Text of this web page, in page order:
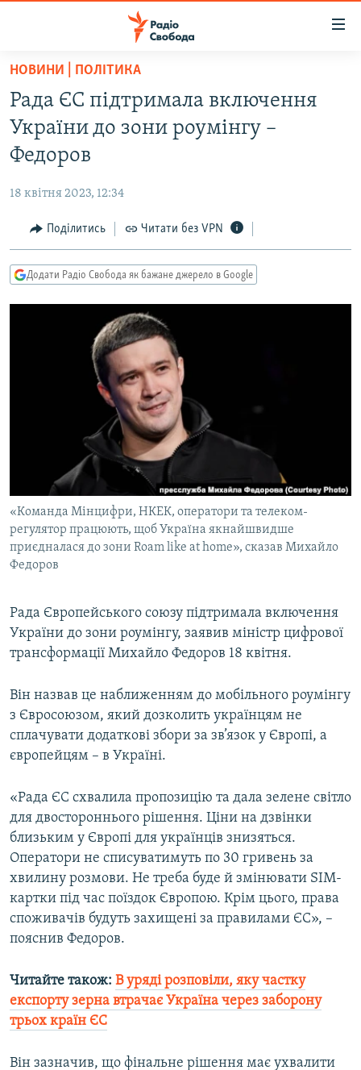
Перейти
основного
матеріалу
Перейти
до
основної
Перейти
до
пошуку
ВСЕ ЗА ДОБУ
СТАТТІ
СУСПІЛЬСТВО
РОСІЙСЬКА «ФІЛЬТРАЦІЯ»
ДОНБАС.РЕАЛІЇ
ТИ ЯК?
КИТАЙ.ВИКЛИКИ
МУЛЬТИМЕДІА
СПЕЦПРОЄКТИ
ПОДКАСТИ
КРИМ РЕАЛІЇ
РУС
КТАТ
ДОЛУЧАЙСЯ!
Усі сайти RFE/RL
НОВИНИ | ПОЛІТИКА
Рада ЄС підтримала включення
України до зони роумінгу –
Федоров
18 квітня 2023, 12:34
Поділитись Читати без VPN
Додати Радіо Свобода як бажане джерело в Google
«Команда Мінцифри, НКЕК, оператори та телеком-
регулятор працюють, щоб Україна якнайшвидше
приєдналася до зони Roam like at home», сказав Михайло
Федоров
Рада Європейського союзу підтримала включення
України до зони роумінгу, заявив міністр цифрової
трансформації Михайло Федоров 18 квітня.
Він назвав це наближенням до мобільного роумінгу
з Євросоюзом, який дозколить українцям не
сплачувати додаткові збори за зв’язок у Європі, а
європейцям – в Україні.
«Рада ЄС схвалила пропозицію та дала зелене світло
для двостороннього рішення. Ціни на дзвінки
близьким у Європі для українців знизяться.
Оператори не списуватимуть по 30 гривень за
хвилину розмови. Не треба буде й змінювати SIM-
картки під час поїздок Європою. Крім цього, права
споживачів будуть захищені за правилами ЄС», –
пояснив Федоров.
Читайте також: В уряді розповіли, яку частку
експорту зерна втрачає Україна через заборону
трьох країн ЄС
Він зазначив, що фінальне рішення має ухвалити